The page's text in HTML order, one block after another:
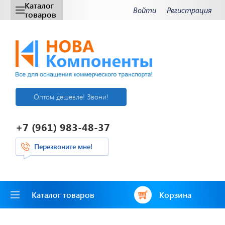
Каталог
товаров
Войти Регистрация
Оптом дешевле! Звони!
+7 (961) 983-48-37
Перезвоните мне!
Каталог товаров Корзина